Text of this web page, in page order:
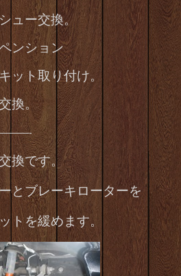
ュー交換。
ンション
ト取り付け。
換。
換です。
とブレーキローターを
トを緩めます。